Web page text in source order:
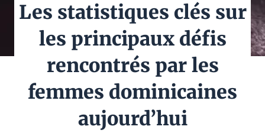
Les statistiques clés sur
les principaux défis
rencontrés par les
femmes dominicaines
aujourd’hui